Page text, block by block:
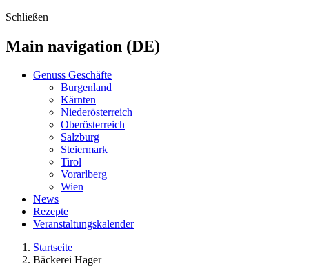
Schließen
Main navigation (DE)
Genuss Geschäfte
Burgenland
Kärnten
Niederösterreich
Oberösterreich
Salzburg
Steiermark
Tirol
Vorarlberg
Wien
News
Rezepte
Veranstaltungskalender
Startseite
Bäckerei Hager